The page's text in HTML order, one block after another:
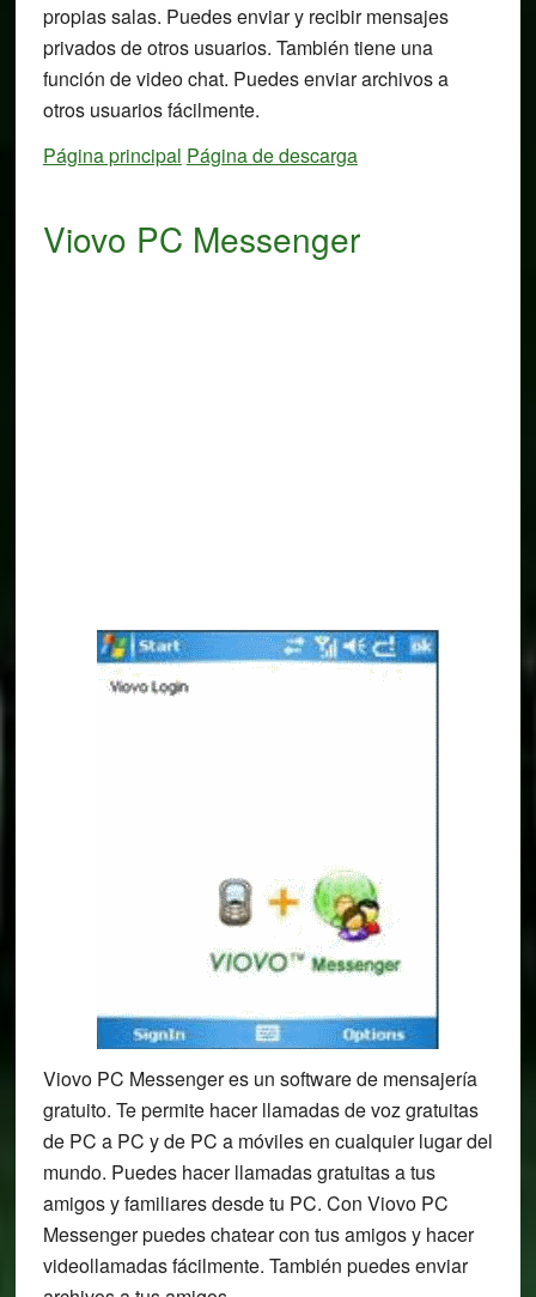
propias salas. Puedes enviar y recibir mensajes
privados de otros usuarios. También tiene una
función de video chat. Puedes enviar archivos a
otros usuarios fácilmente.
Página principal Página de descarga
Viovo PC Messenger
Viovo PC Messenger es un software de mensajería
gratuito. Te permite hacer llamadas de voz gratuitas
de PC a PC y de PC a móviles en cualquier lugar del
mundo. Puedes hacer llamadas gratuitas a tus
amigos y familiares desde tu PC. Con Viovo PC
Messenger puedes chatear con tus amigos y hacer
videollamadas fácilmente. También puedes enviar